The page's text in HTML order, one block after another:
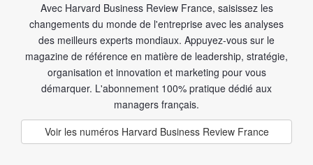
Avec Harvard Business Review France, saisissez les
changements du monde de l'entreprise avec les analyses
des meilleurs experts mondiaux. Appuyez-vous sur le
magazine de référence en matière de leadership, stratégie,
organisation et innovation et marketing pour vous
démarquer. L'abonnement 100% pratique dédié aux
managers français.
Voir les numéros Harvard Business Review France